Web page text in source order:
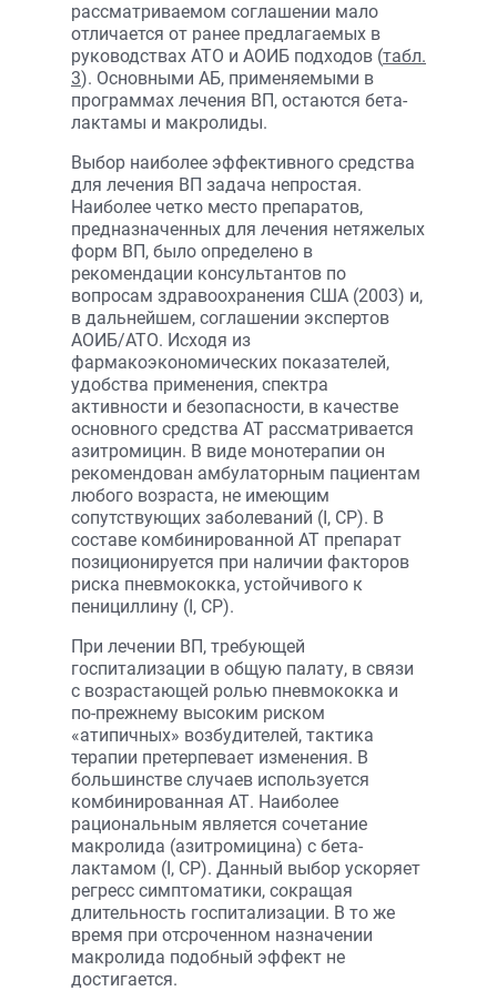
рассматриваемом соглашении мало
отличается от ранее предлагаемых в
руководствах АТО и АОИБ подходов (табл.
3). Основными АБ, применяемыми в
программах лечения ВП, остаются бета-
лактамы и макролиды.
Выбор наиболее эффективного средства
для лечения ВП задача непростая.
Наиболее четко место препаратов,
предназначенных для лечения нетяжелых
форм ВП, было определено в
рекомендации консультантов по
вопросам здравоохранения США (2003) и,
в дальнейшем, соглашении экспертов
АОИБ/АТО. Исходя из
фармакоэкономических показателей,
удобства применения, спектра
активности и безопасности, в качестве
основного средства АТ рассматривается
азитромицин. В виде монотерапии он
рекомендован амбулаторным пациентам
любого возраста, не имеющим
сопутствующих заболеваний (I, СР). В
составе комбинированной АТ препарат
позиционируется при наличии факторов
риска пневмококка, устойчивого к
пенициллину (I, СР).
При лечении ВП, требующей
госпитализации в общую палату, в связи
с возрастающей ролью пневмококка и
по-прежнему высоким риском
«атипичных» возбудителей, тактика
терапии претерпевает изменения. В
большинстве случаев используется
комбинированная АТ. Наиболее
рациональным является сочетание
макролида (азитромицина) с бета-
лактамом (I, СР). Данный выбор ускоряет
регресс симптоматики, сокращая
длительность госпитализации. В то же
время при отсроченном назначении
макролида подобный эффект не
достигается.